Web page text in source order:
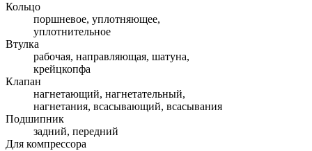
Кольцо
поршневое, уплотняющее,
уплотнительное
Втулка
рабочая, направляющая, шатуна,
крейцкопфа
Клапан
нагнетающий, нагнетательный,
нагнетания, всасывающий, всасывания
Подшипник
задний, передний
Для компрессора